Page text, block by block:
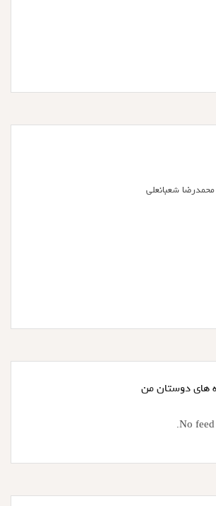
شعبانعلی
های دوستان من
No feed